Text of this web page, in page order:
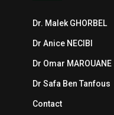
Dr. Malek GHORBEL
Dr Anice NECIBI
Dr Omar MAROUANE
Dr Safa Ben Tanfous
Contact